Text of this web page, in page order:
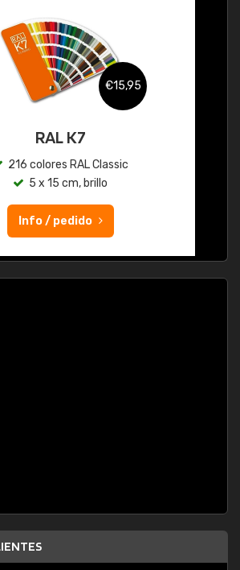
€15,95
RAL K7
216 colores RAL Classic
5 x 15 cm, brillo
Info / pedido